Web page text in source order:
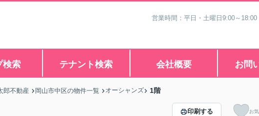
営業時間：平日・土曜日9:00～
検索 テナント検索 会社概要 お問
郎不動産 岡山市中区の物件一覧 オーシャンズ 1階
印刷する お